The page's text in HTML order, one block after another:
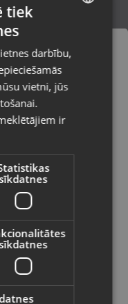
uz
RUSSIAN
tiek
darbību,
vietni, jūs
ir